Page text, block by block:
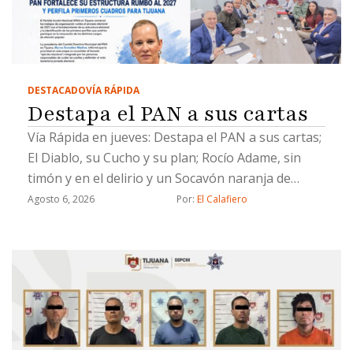
DESTACADOVÍA RÁPIDA
Destapa el PAN a sus cartas
Vía Rápida en jueves: Destapa el PAN a sus cartas;
El Diablo, su Cucho y su plan; Rocío Adame, sin
timón y en el delirio y un Socavón naranja de
Chicali
Agosto 6, 2026 Por: El Calafiero